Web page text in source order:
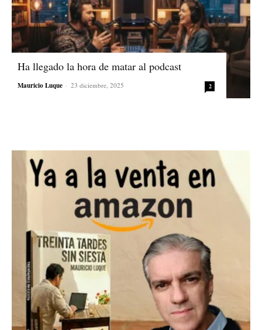
Ha llegado la hora de matar al podcast
Mauricio Luque - 23 diciembre, 2025 2